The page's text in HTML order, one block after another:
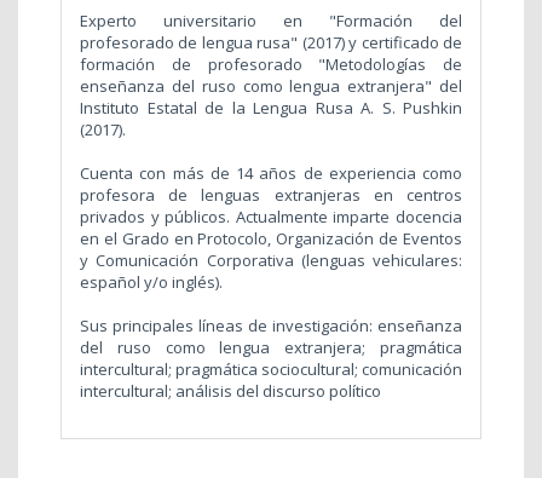
Experto universitario en "Formación del
profesorado de lengua rusa" (2017) y certificado de
formación de profesorado "Metodologías de
enseñanza del ruso como lengua extranjera" del
Instituto Estatal de la Lengua Rusa A. S. Pushkin
(2017).
Cuenta con más de 14 años de experiencia como
profesora de lenguas extranjeras en centros
privados y públicos. Actualmente imparte docencia
en el Grado en Protocolo, Organización de Eventos
y Comunicación Corporativa (lenguas vehiculares:
español y/o inglés).
Sus principales líneas de investigación: enseñanza
del ruso como lengua extranjera; pragmática
intercultural; pragmática sociocultural; comunicación
intercultural; análisis del discurso político